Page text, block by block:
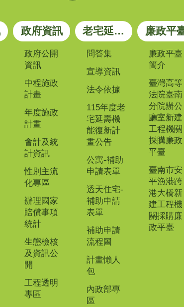
政府資訊
政府公開
資訊
中程施政
計畫
年度施政
計畫
會計及統
計資訊
性別主流
化專區
辦理國家
賠償事項
統計
生態檢核
及資訊公
開
工程透明
專區
老宅延壽專區
問答集
宣導資訊
法令依據
115年度老
宅延壽機
能復新計
畫公告
公寓-補助
申請表單
透天住宅-
補助申請
表單
補助申請
流程圖
計畫懶人
包
內政部專
區
廉政平
廉政平臺
簡介
臺灣高等
法院臺南
分院辦公
廳室新建
工程機關
採購廉政
平臺
臺南市安
平漁港跨
港大橋新
建工程機
關採購廉
政平臺